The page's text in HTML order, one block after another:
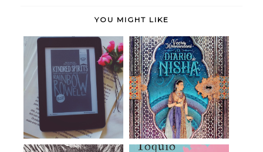
YOU MIGHT LIKE
Kindred Spirits -
Rainbow Rowell (r...
O Diário de Nisha -
Veera Hirananda...